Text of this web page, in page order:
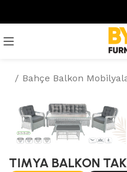
Bahçe Balkon
TIMYA BALKON